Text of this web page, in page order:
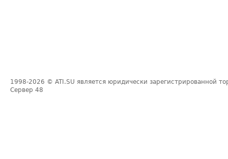
1998-2026 © ATI.SU является юридически зарегистрированной
Сервер 48